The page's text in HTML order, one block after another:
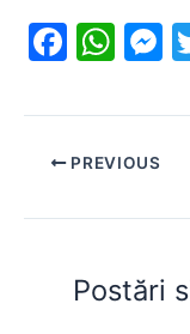
F
c
e
o
o
k
W
at
s
p
p
s
n
g
PREVIOUS
Postări